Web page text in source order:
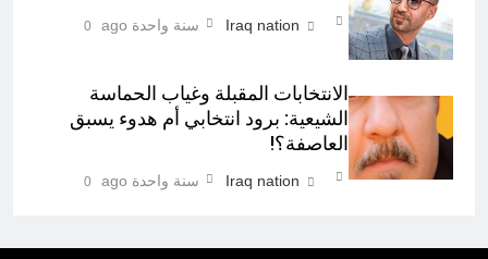
Iraq nation سنة واحدة ago 0
الانتخابات المقبلة وغياب الحماسة
الشيعية: برود انتخابي أم هدوء يسبق
العاصفة؟!
Iraq nation سنة واحدة ago 0